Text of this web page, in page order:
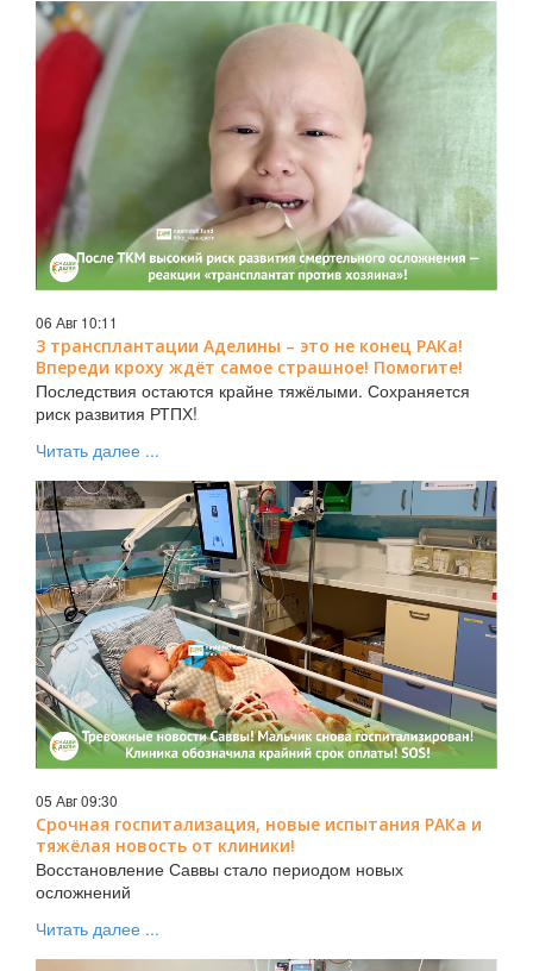
06 Авг 10:11
3 трансплантации Аделины – это не конец РАКа!
Впереди кроху ждёт самое страшное! Помогите!
Последствия остаются крайне тяжёлыми. Сохраняется
риск развития РТПХ!
Читать далее ...
05 Авг 09:30
Срочная госпитализация, новые испытания РАКа и
тяжёлая новость от клиники!
Восстановление Саввы стало периодом новых
осложнений
Читать далее ...